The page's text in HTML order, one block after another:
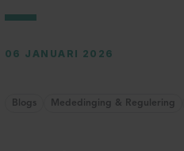
06 JANUARI 2026
Blogs Mededinging & Regulering